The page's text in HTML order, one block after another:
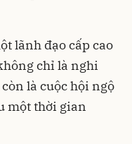
lãnh đạo cấp cao
chỉ là nghi
là cuộc hội ngộ
một thời gian